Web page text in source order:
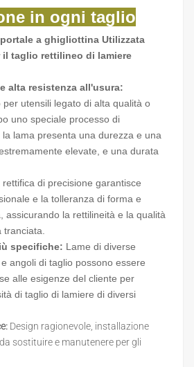
in ogni taglio
a ghigliottina Utilizzata
il taglio rettilineo di lamiere
alta resistenza all'usura:
per utensili legato di alta qualità o
uno speciale processo di
lama presenta una durezza e una
elevate, e una durata
rettifica di precisione garantisce
e la tolleranza di forma e
assicurando la rettilineità e la qualità
specifiche: Lame di diverse
angoli di taglio possono essere
alle esigenze del cliente per
di taglio di lamiere di diversi
Design ragionevole, installazione
sostituire e manutenere per gli